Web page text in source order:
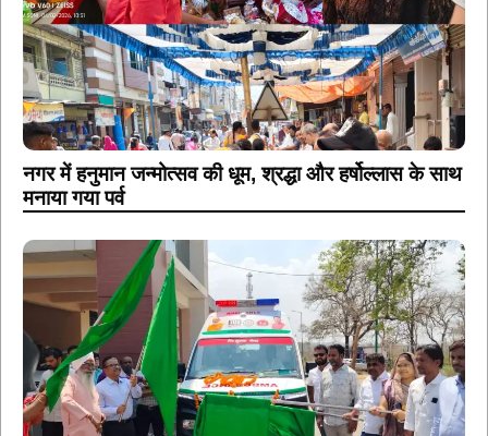
नगर में हनुमान जन्मोत्सव की धूम, श्रद्धा और हर्षोल्लास के साथ
मनाया गया पर्व